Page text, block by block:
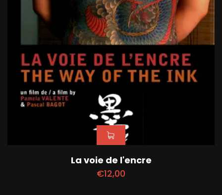
La voie de l'encre
€12,00